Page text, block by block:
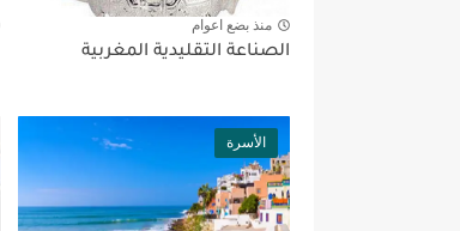
منذ بضع اعوام
الصناعة التقليدية المغربية
الأسرة